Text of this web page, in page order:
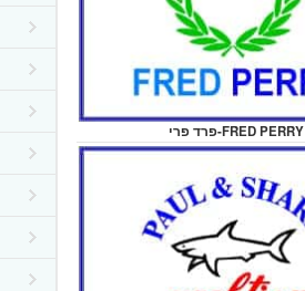
פרד פרי-FRED PERRY